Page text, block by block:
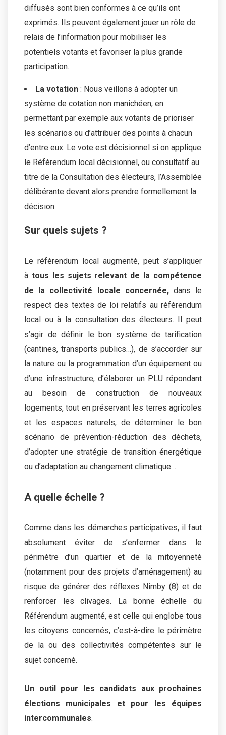
diffusés sont bien conformes à ce qu’ils ont
exprimés. Ils peuvent également jouer un rôle de
relais de l’information pour mobiliser les
potentiels votants et favoriser la plus grande
participation.
La votation : Nous veillons à adopter un
système de cotation non manichéen, en
permettant par exemple aux votants de prioriser
les scénarios ou d’attribuer des points à chacun
d’entre eux. Le vote est décisionnel si on applique
le Référendum local décisionnel, ou consultatif au
titre de la Consultation des électeurs, l’Assemblée
délibérante devant alors prendre formellement la
décision.
Sur quels sujets ?
Le référendum local augmenté, peut s’appliquer
à tous les sujets relevant de la compétence
de la collectivité locale concernée, dans le
respect des textes de loi relatifs au référendum
local ou à la consultation des électeurs. Il peut
s’agir de définir le bon système de tarification
(cantines, transports publics…), de s’accorder sur
la nature ou la programmation d’un équipement ou
d’une infrastructure, d’élaborer un PLU répondant
au besoin de construction de nouveaux
logements, tout en préservant les terres agricoles
et les espaces naturels, de déterminer le bon
scénario de prévention-réduction des déchets,
d’adopter une stratégie de transition énergétique
ou d’adaptation au changement climatique…
A quelle échelle ?
Comme dans les démarches participatives, il faut
absolument éviter de s’enfermer dans le
périmètre d’un quartier et de la mitoyenneté
(notamment pour des projets d’aménagement) au
risque de générer des réflexes Nimby (8) et de
renforcer les clivages. La bonne échelle du
Référendum augmenté, est celle qui englobe tous
les citoyens concernés, c’est-à-dire le périmètre
de la ou des collectivités compétentes sur le
sujet concerné.
Un outil pour les candidats aux prochaines
élections municipales et pour les équipes
intercommunales.